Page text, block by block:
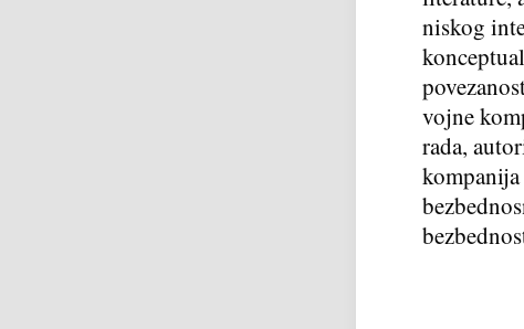
niskog
vojne
rada,